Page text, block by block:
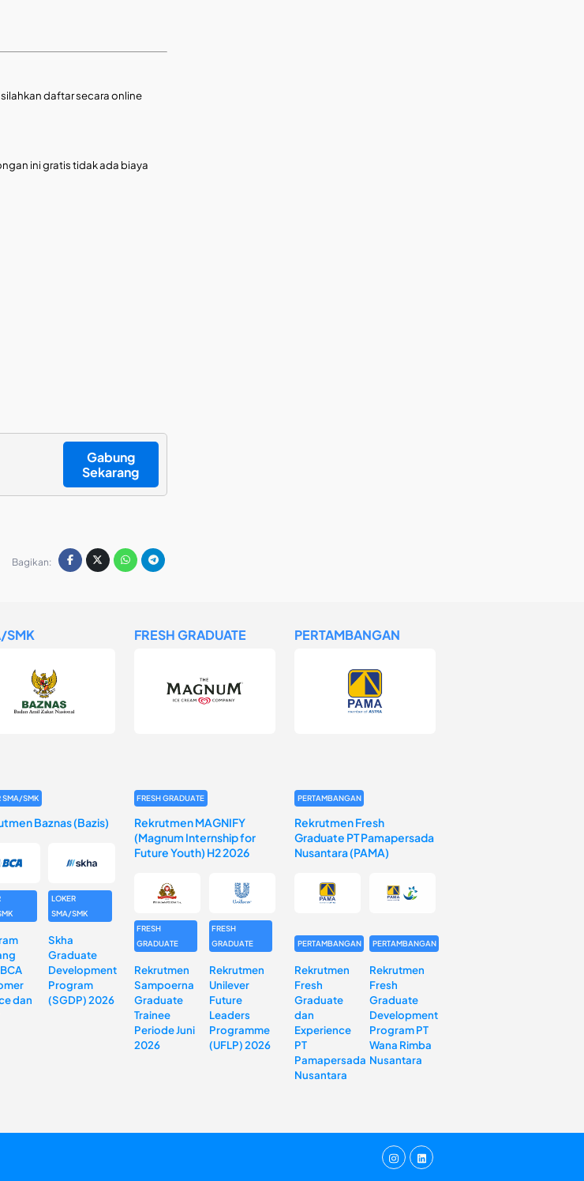
daftar secara online
ini gratis tidak ada biaya
Gabung
Sekarang
Bagikan:
SMK
SMA/SMK
Baznas (Bazis)
dan
LOKER
SMA/SMK
Skha
Graduate
Development
Program
(SGDP) 2026
FRESH GRADUATE
FRESH GRADUATE
Rekrutmen MAGNIFY
(Magnum Internship for
Future Youth) H2 2026
FRESH
GRADUATE
Rekrutmen
Sampoerna
Graduate
Trainee
Periode Juni
2026
FRESH
GRADUATE
Rekrutmen
Unilever
Future
Leaders
Programme
(UFLP) 2026
PERTAMBANGAN
PERTAMBANGAN
Rekrutmen Fresh
Graduate PT Pamapersada
Nusantara (PAMA)
PERTAMBANGAN
Rekrutmen
Fresh
Graduate
dan
Experience
PT
Pamapersada
Nusantara
PERTAMBANGAN
Rekrutmen
Fresh
Graduate
Development
Program PT
Wana Rimba
Nusantara